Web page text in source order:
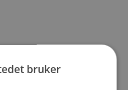
bruker